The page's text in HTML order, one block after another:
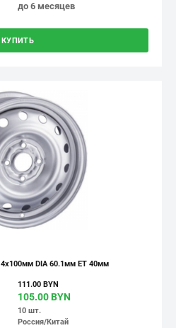
до 6 месяцев
КУПИТЬ
DIA 60.1мм ET 40мм
111.00 BYN
105.00 BYN
10 шт.
Россия/Китай